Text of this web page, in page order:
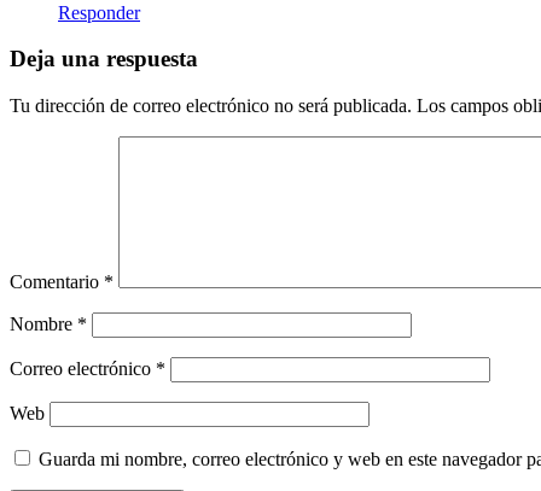
Responder
Deja una respuesta
Tu dirección de correo electrónico no será publicada. Los campos
Comentario *
Nombre *
Correo electrónico *
Web
Guarda mi nombre, correo electrónico y web en este navegador